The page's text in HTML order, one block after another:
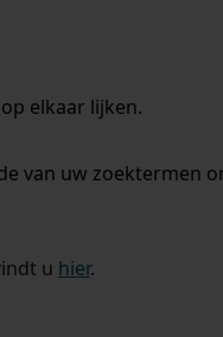
elkaar lijken.
van uw zoektermen
u hier.